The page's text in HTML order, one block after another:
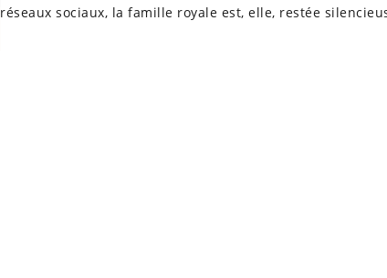
réseaux sociaux, la famille royale est, elle, restée